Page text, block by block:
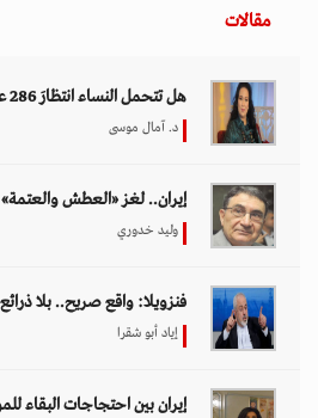
مقالات
هل تتحمل النساء انتظارَ 286 عاماً؟
د. آمال موسى
إيران.. لغز «العطش والعتمة»
وليد خدوري
فنزويلا: واقع صريح.. بلا ذرائع
إياد أبو شقرا
إيران بين احتجاجات البقاء